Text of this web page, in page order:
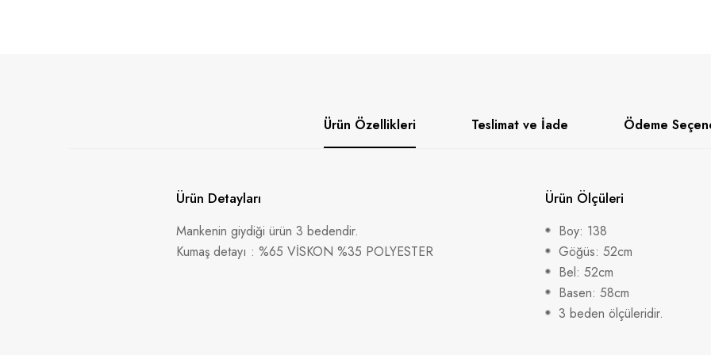
Ürün Özellikleri Teslimat ve İade Ödeme
Ürün Detayları
Mankenin giydiği ürün 3 bedendir.
Kumaş detayı : %65 VİSKON %35 POLYESTER
Ürün Ölçüleri
Boy: 138
Göğüs: 52cm
Bel: 52cm
Basen: 58cm
3 beden ölçüleridir.